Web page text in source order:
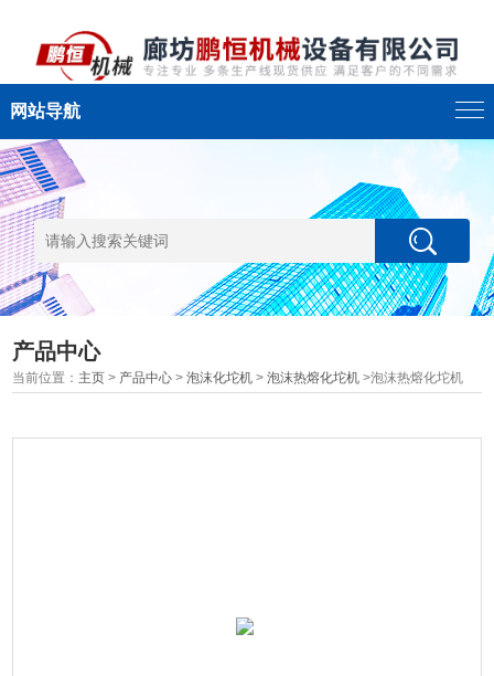
网站导航
产品中心
当前位置： 主页 > 产品中心 >泡沫化坨机 >泡沫热熔化坨机 >泡沫热熔化坨机